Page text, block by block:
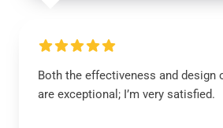
Both the effectiveness and design
are exceptional; I’m very satisfied.